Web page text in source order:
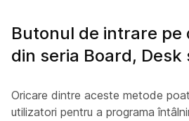
Butonul de intrare pe
din seria Board, Desk
Oricare dintre aceste metode
utilizatori pentru a programa